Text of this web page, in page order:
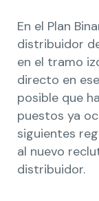
En el Plan
distribuidor
en el tramo
directo en
posible que
puestos ya
siguientes
al nuevo
distribuidor.